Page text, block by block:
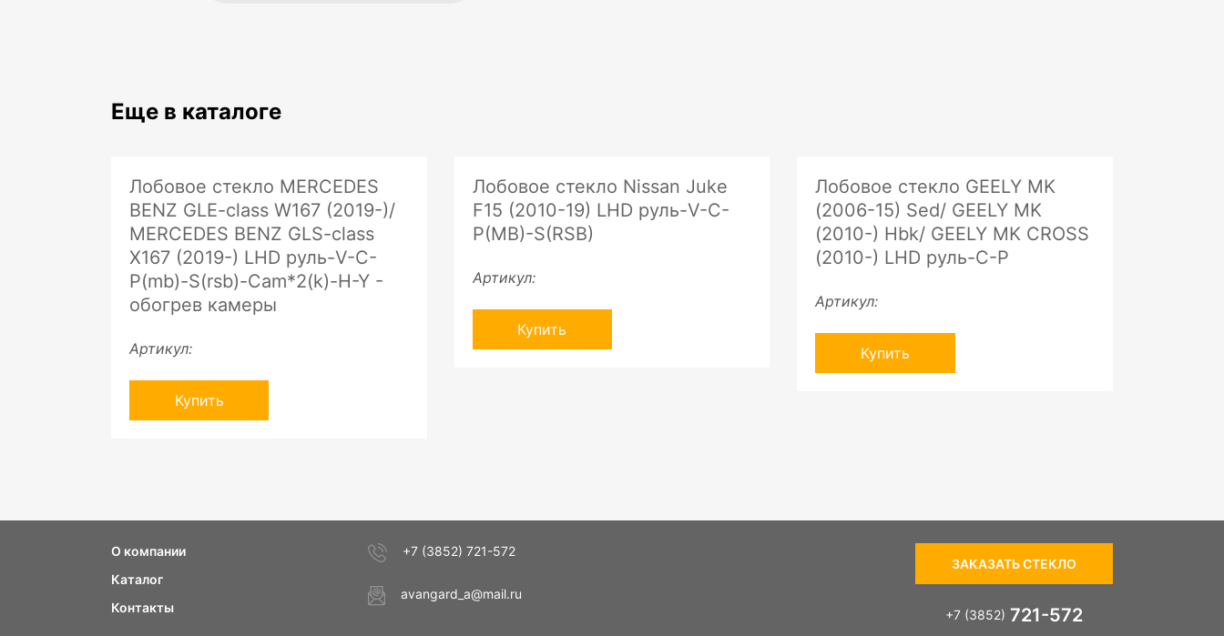
Еще в каталоге
Лобовое стекло MERCEDES
BENZ GLE-class W167 (2019-)/
MERCEDES BENZ GLS-class
X167 (2019-) LHD руль-V-C-
P(mb)-S(rsb)-Cam*2(k)-H-Y -
обогрев камеры
Артикул:
Купить
Лобовое стекло Nissan Juke
F15 (2010-19) LHD руль-V-C-
P(MB)-S(RSB)
Артикул:
Купить
Лобовое стекло GEELY MK
(2006-15) Sed/ GEELY MK
(2010-) Hbk/ GEELY MK CROSS
(2010-) LHD руль-C-P
Артикул:
Купить
О компании
Каталог
Контакты
+7 (3852) 721-572
avangard_a@mail.ru
ЗАКАЗАТЬ СТЕКЛО
+7 (3852) 721-572